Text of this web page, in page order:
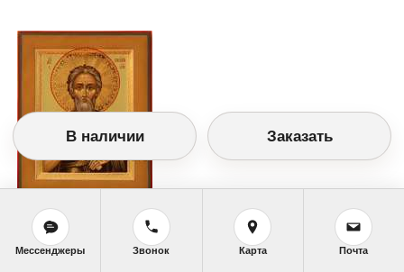
Православный календарь
<<Воскресенье, 15 Августа (2 Августа по
старому стилю)>>
В наличии Заказать
Мессенджеры Звонок Карта Почта